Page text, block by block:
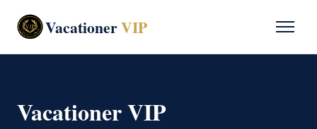
VacationerVIP
Vacationer VIP